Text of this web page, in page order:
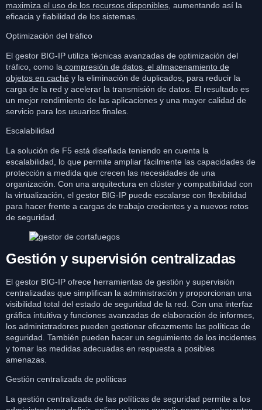
maximiza el uso de los recursos disponibles , aumentando así la
eficacia y fiabilidad de los sistemas.
Optimización del tráfico
El gestor BIG-IP utiliza técnicas avanzadas de optimización del
tráfico, como la compresión de datos, el almacenamiento de
objetos en caché y la eliminación de duplicados, para reducir la
carga de la red y acelerar la transmisión de datos. El resultado es
un mejor rendimiento de las aplicaciones y una mayor calidad de
servicio para los usuarios finales.
Escalabilidad
La solución de F5 está diseñada teniendo en cuenta la
escalabilidad, lo que permite ampliar fácilmente las capacidades de
protección a medida que crecen las necesidades de una
organización. Con una arquitectura en clúster y compatibilidad con
la virtualización, el gestor BIG-IP puede escalarse con flexibilidad
para hacer frente a cargas de trabajo crecientes y a nuevos retos
de seguridad.
Gestión y supervisión centralizadas
El gestor BIG-IP ofrece herramientas de gestión y supervisión
centralizadas que simplifican la administración y proporcionan una
visibilidad total del estado de seguridad de la red. Con una interfaz
gráfica intuitiva y funciones avanzadas de elaboración de informes,
los administradores pueden gestionar eficazmente las políticas de
seguridad. También pueden hacer un seguimiento de los incidentes
y tomar las medidas adecuadas en respuesta a posibles
amenazas.
Gestión centralizada de políticas
La gestión centralizada de las políticas de seguridad permite a los